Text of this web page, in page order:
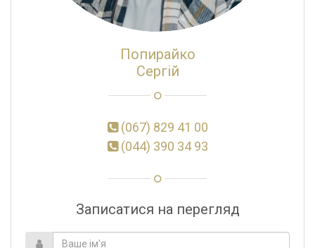
Попирайко
Сергій
(067) 829 41 00
(044) 390 34 93
Записатися на перегляд